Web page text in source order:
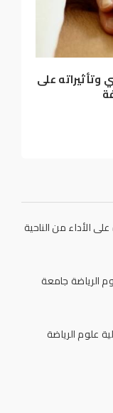
وتأثيراته على
الأداء من الناحية
الرياضة جامعة
علوم الرياضة